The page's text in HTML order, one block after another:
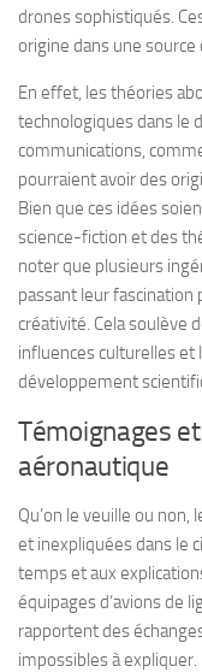
drones sophistiqués.
origine dans une source
En effet, les théories
technologiques dans le
communications,
pourraient avoir des
Bien que ces idées
science-fiction et des
noter que plusieurs
passant leur
créativité. Cela soulève
influences culturelles et
développement
Témoignages
aéronautique
Qu’on le veuille ou
et inexpliquées dans le
temps et aux
équipages d’avions de
rapportent des
impossibles à